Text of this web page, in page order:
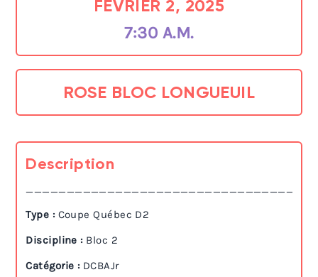
FÉVRIER 2, 2025
7:30 A.M.
ROSE BLOC LONGUEUIL
Description
Type : Coupe Québec D2
Discipline : Bloc 2
Catégorie : DCBAJr